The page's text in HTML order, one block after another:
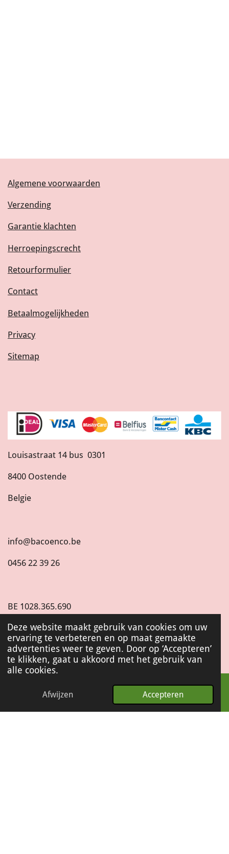
Deze website maakt gebruik van cookies om uw
ervaring te verbeteren en op maat gemaakte
advertenties weer te geven. Door op ‘Accepteren’
te klikken, gaat u akkoord met het gebruik van
alle cookies.
Afwijzen Accepteren
Algemene voorwaarden
Verzending
Garantie klachten
Herroepingscrecht
Retourformulier
Contact
Betaalmogelijkheden
Privacy
Sitemap
Louisastraat 14 bus 0301
8400 Oostende
Belgie
info@bacoenco.be
0456 22 39 26
BE 1028.365.690
I
n
s
t
a